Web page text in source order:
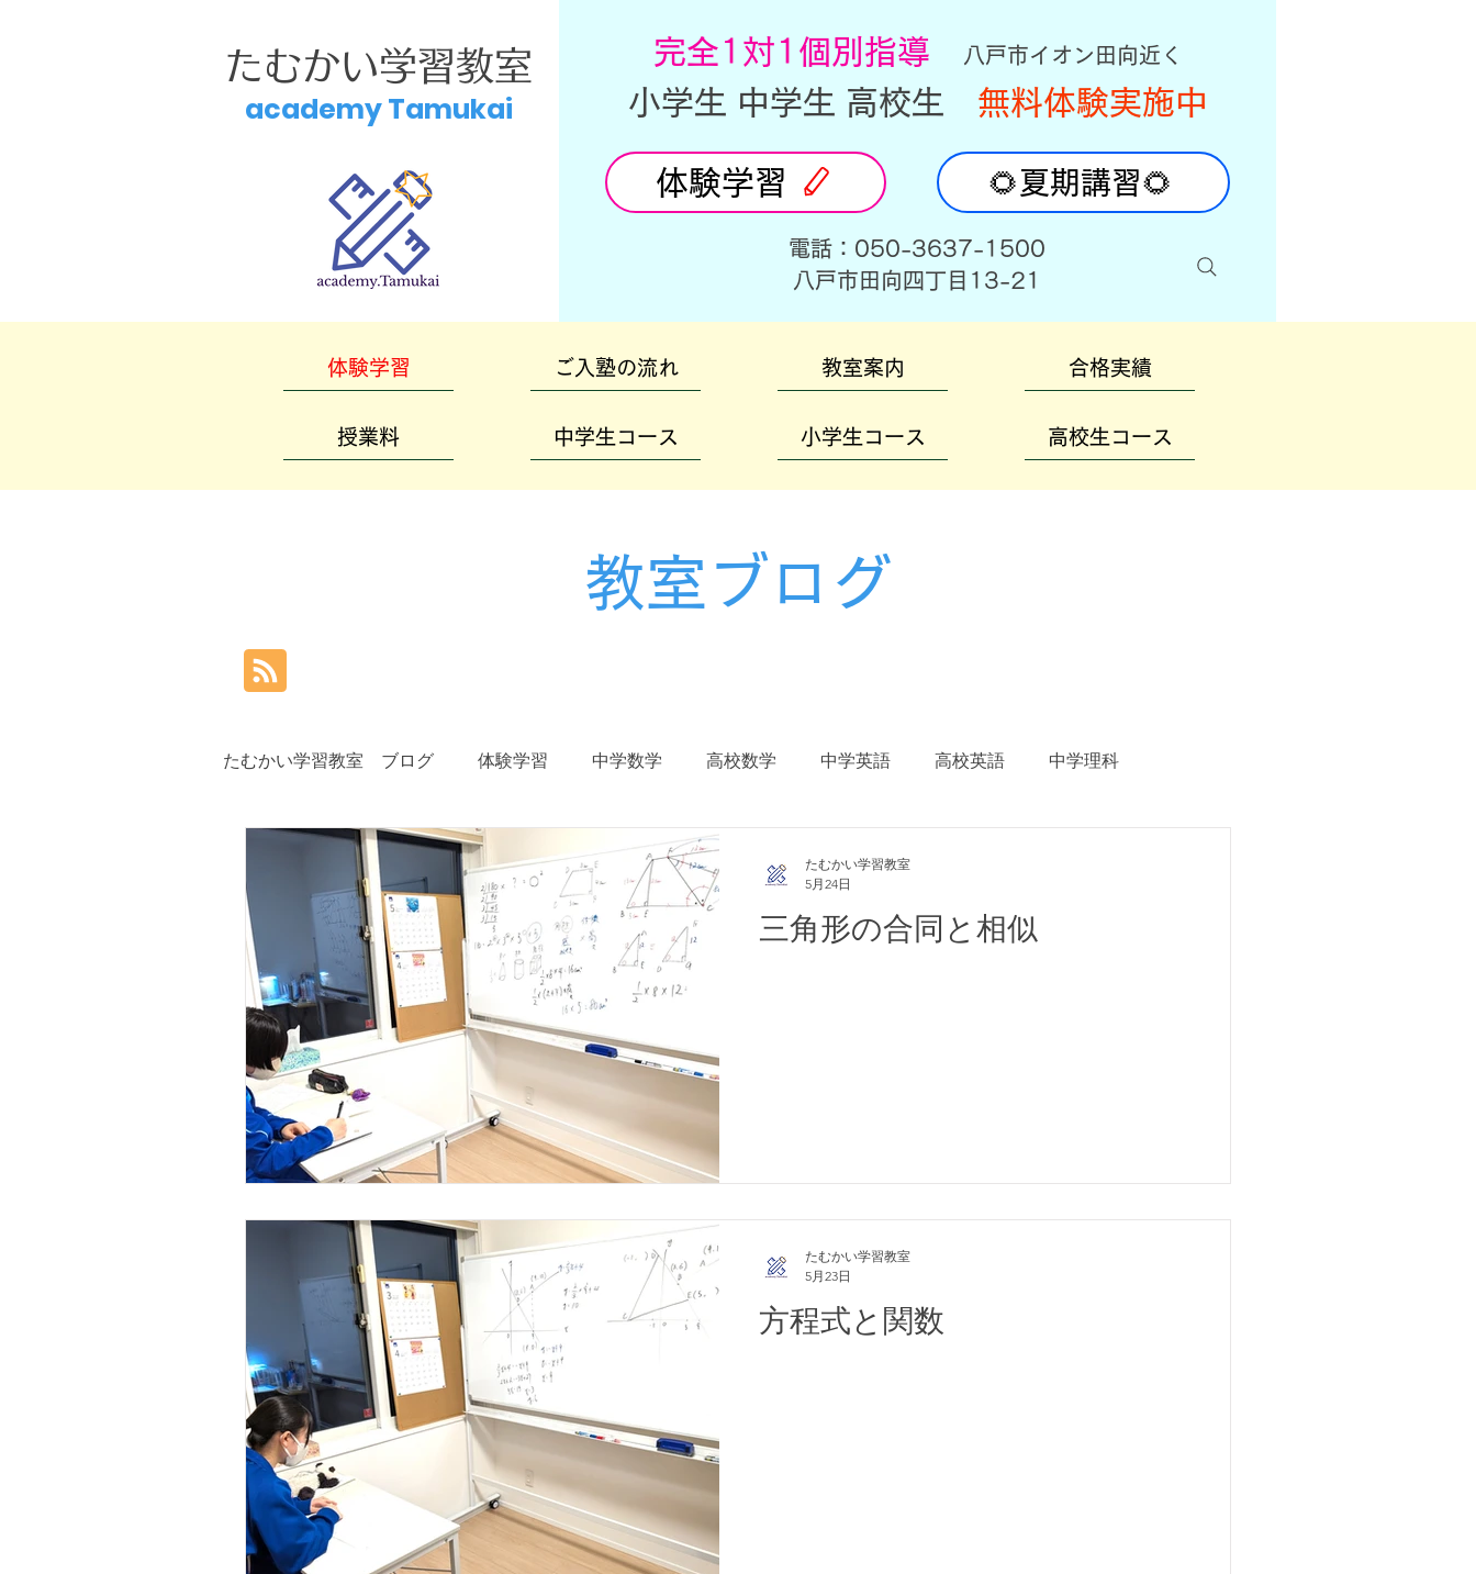
たむかい学習教室
academy Tamukai
​完全1対1個別指導 八戸市イオン田向近く
小学生 中学生 高校生 無料体験実施中
体験学習 🌻夏期講習🌻
​電話：050-3637-1500
​八戸市田向四丁目13-21
体験学習
授業料
ご入塾の流れ
中学生コース
教室案内
小学生コース
合格実績
高校生コース
教室ブログ
たむかい学習教室 ブログ 体験学習 中学数学 高校数学 中学英語 高校英語 中学理科
中学生 高校生 高校入試
夏期講習 秋期講習 冬期講習 春期講習 三角形の合同と相似
たむかい学習教室
5月24日
方程式と関数
たむかい学習教室
5月23日